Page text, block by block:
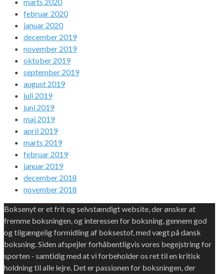
februar 2020
januar 2020
december 2019
november 2019
oktober 2019
september 2019
august 2019
juli 2019
juni 2019
maj 2019
april 2019
marts 2019
februar 2019
januar 2019
december 2018
november 2018
Boksenyt er et frit og selvstændigt website, der ønsker at
fremme boksningen, og interessen for boksning, gennem god
og tilgængelig formidling af boksestof, med vægt på dansk
boksning. Siden afspejler forhåbentligvis vores begejstring for
sporten - samtidig med at vi forbeholder os ret til en kritisk
holdning til alle lejre. Det er passionen for boksningen, der